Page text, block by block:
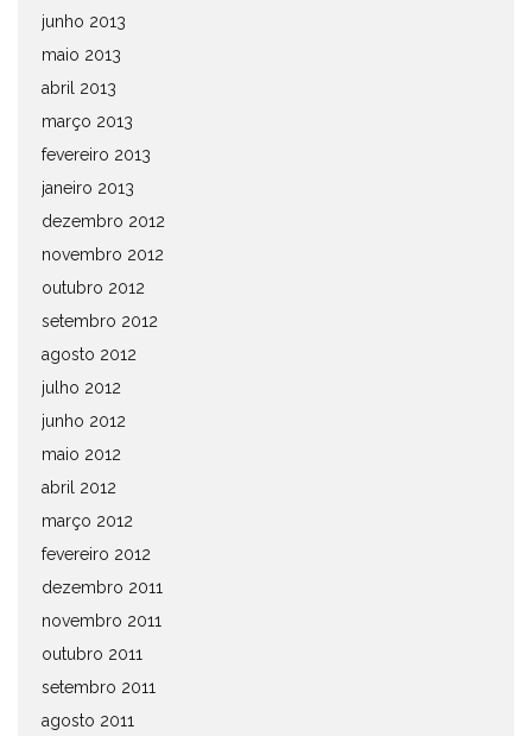
junho 2013
maio 2013
abril 2013
março 2013
fevereiro 2013
janeiro 2013
dezembro 2012
novembro 2012
outubro 2012
setembro 2012
agosto 2012
julho 2012
junho 2012
maio 2012
abril 2012
março 2012
fevereiro 2012
dezembro 2011
novembro 2011
outubro 2011
setembro 2011
agosto 2011